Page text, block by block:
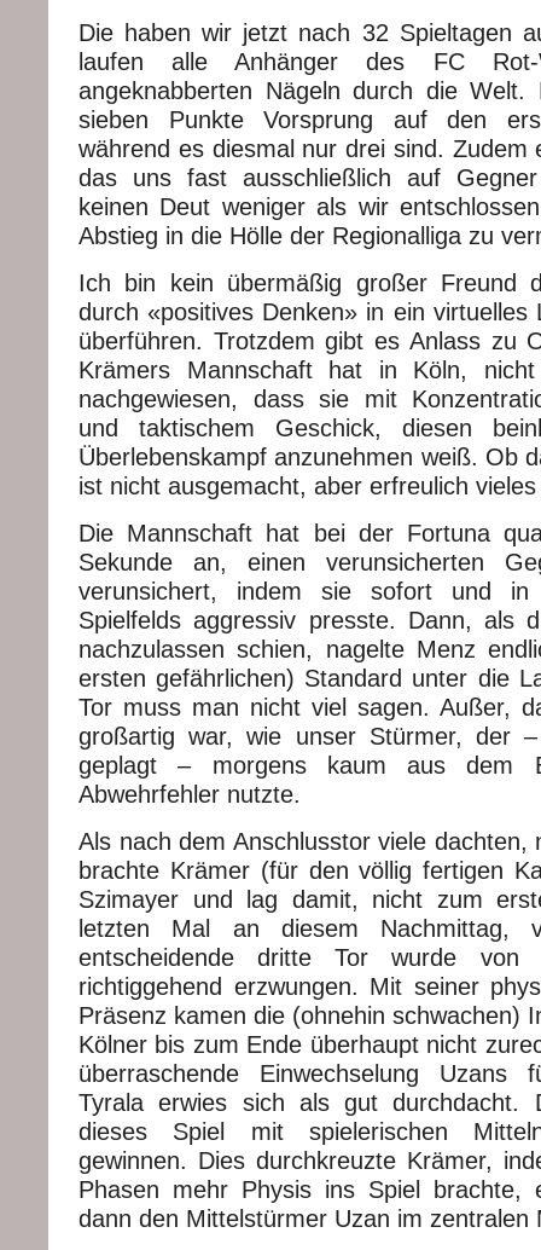
Die haben wir jetzt nach 32 Spieltagen
laufen alle Anhänger des FC
angeknabberten Nägeln durch die Welt.
sieben Punkte Vorsprung auf den
während es diesmal nur drei sind. Zudem
das uns fast ausschließlich auf
keinen Deut weniger als wir
Abstieg in die Hölle der Regionalliga zu
Ich bin kein übermäßig großer Freund
durch «positives Denken» in ein virtuelles
überführen. Trotzdem gibt es Anlass zu
Krämers Mannschaft hat in Köln,
nachgewiesen, dass sie mit
und taktischem Geschick, diesen
Überlebenskampf anzunehmen weiß. Ob
ist nicht ausgemacht, aber erfreulich
Die Mannschaft hat bei der Fortuna
Sekunde an, einen verunsicherten
verunsichert, indem sie sofort und
Spielfelds aggressiv presste. Dann, als
nachzulassen schien, nagelte Menz
ersten gefährlichen) Standard unter die
Tor muss man nicht viel sagen. Außer,
großartig war, wie unser Stürmer, der
geplagt – morgens kaum aus dem
Abwehrfehler nutzte.
Als nach dem Anschlusstor viele dachten,
brachte Krämer (für den völlig fertigen
Szimayer und lag damit, nicht zum
letzten Mal an diesem Nachmittag,
entscheidende dritte Tor wurde von
richtiggehend erzwungen. Mit seiner
Präsenz kamen die (ohnehin schwachen)
Kölner bis zum Ende überhaupt nicht
überraschende Einwechselung Uzans
Tyrala erwies sich als gut durchdacht.
dieses Spiel mit spielerischen
gewinnen. Dies durchkreuzte Krämer,
Phasen mehr Physis ins Spiel brachte,
dann den Mittelstürmer Uzan im zentralen